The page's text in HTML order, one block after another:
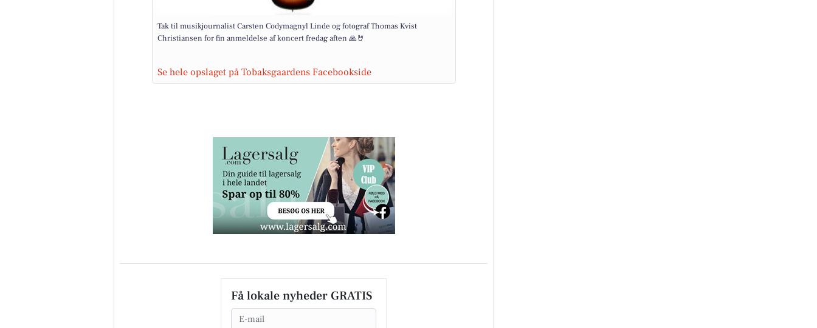
Tak til musikjournalist Carsten Codymagnyl Linde og fotograf Thomas Kvist
Christiansen for fin anmeldelse af koncert fredag aften 🙏🤘
Se hele opslaget på Tobaksgaardens Facebookside
Få lokale nyheder GRATIS
Email